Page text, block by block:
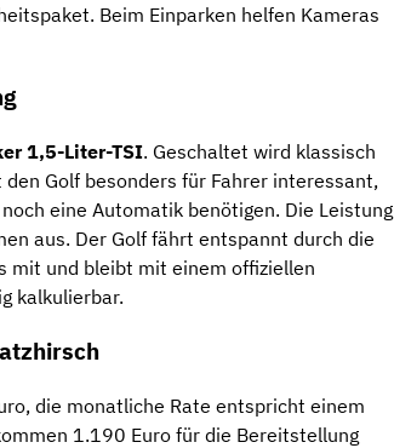
Beim Einparken helfen Kameras
1,5-Liter-TSI. Geschaltet wird klassisch
Golf besonders für Fahrer interessant,
eine Automatik benötigen. Die Leistung
aus. Der Golf fährt entspannt durch die
mit und bleibt mit einem offiziellen
kalkulierbar.
die monatliche Rate entspricht einem
1.190 Euro für die Bereitstellung